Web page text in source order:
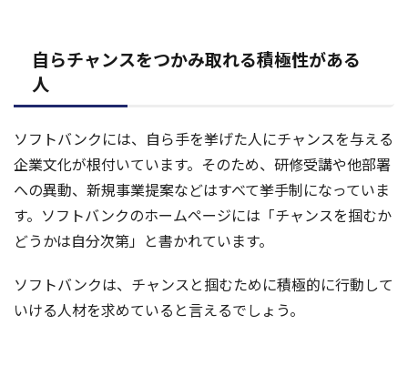
自らチャンスをつかみ取れる積極性がある
人
ソフトバンクには、自ら手を挙げた人にチャンスを与える
企業文化が根付いています。そのため、研修受講や他部署
への異動、新規事業提案などはすべて挙手制になっていま
す。ソフトバンクのホームページには「チャンスを掴むか
どうかは自分次第」と書かれています。
ソフトバンクは、チャンスと掴むために積極的に行動して
いける人材を求めていると言えるでしょう。